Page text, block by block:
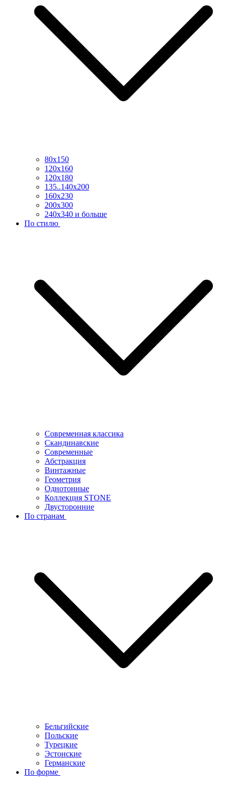
80х150
120х160
120х180
135..140х200
160х230
200х300
240х340 и больше
По стилю
Современная классика
Скандинавские
Современные
Абстракция
Винтажные
Геометрия
Однотонные
Коллекция STONE
Двусторонние
По странам
Бельгийские
Польские
Турецкие
Эстонские
Германские
По форме